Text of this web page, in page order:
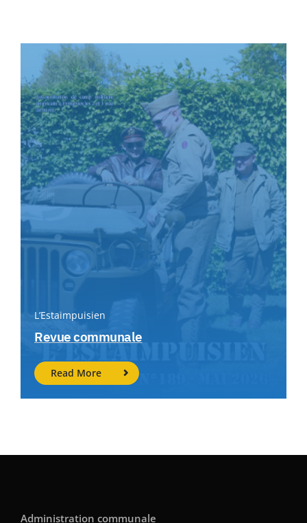
L’Estaimpuisien
Revue communale
Read More
Administration communale